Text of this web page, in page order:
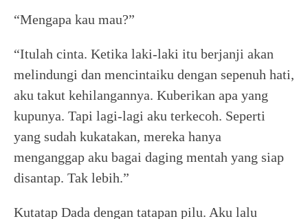
“Mengapa kau mau?”
“Itulah cinta. Ketika laki-laki itu berjanji akan
melindungi dan mencintaiku dengan sepenuh hati,
aku takut kehilangannya. Kuberikan apa yang
kupunya. Tapi lagi-lagi aku terkecoh. Seperti
yang sudah kukatakan, mereka hanya
menganggap aku bagai daging mentah yang siap
disantap. Tak lebih.”
Kutatap Dada dengan tatapan pilu. Aku lalu